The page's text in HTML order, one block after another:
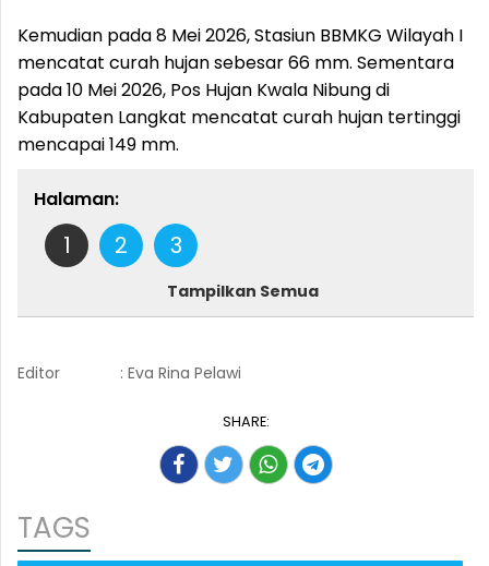
Kemudian pada 8 Mei 2026, Stasiun BBMKG Wilayah I
mencatat curah hujan sebesar 66 mm. Sementara
pada 10 Mei 2026, Pos Hujan Kwala Nibung di
Kabupaten Langkat mencatat curah hujan tertinggi
mencapai 149 mm.
Halaman:
1 2 3
Tampilkan Semua
Editor : Eva Rina Pelawi
SHARE:
TAGS